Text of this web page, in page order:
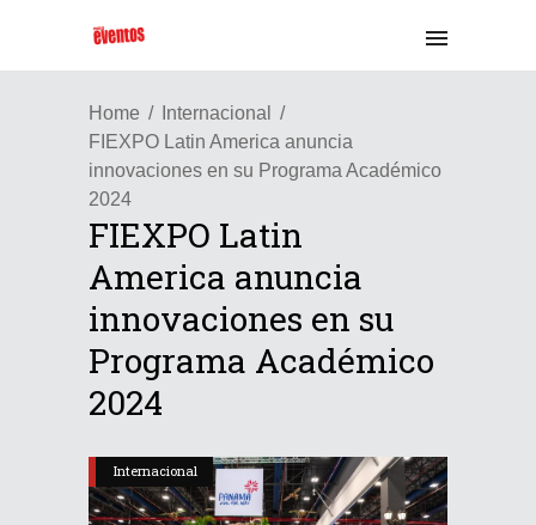
Home
Internacional
FIEXPO Latin America anuncia
innovaciones en su Programa Académico
2024
FIEXPO Latin
America anuncia
innovaciones en su
Programa Académico
2024
Internacional